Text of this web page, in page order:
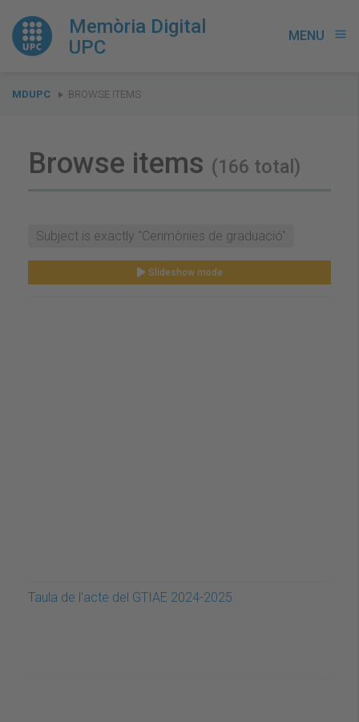
Memòria Digital
UPC
MENU menu
You
MDUPC BROWSE ITEMS
Browse items (166 total)
Subject is exactly "Cerimònies de graduació"
Slideshow mode
Taula de l'acte del GTIAE 2024-2025